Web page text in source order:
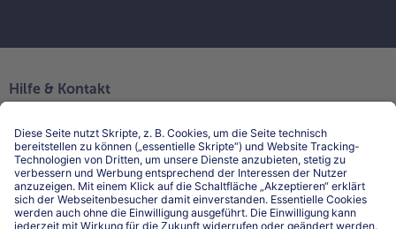
Hilfe & Kontakt
Kontakt
FAQ
Service